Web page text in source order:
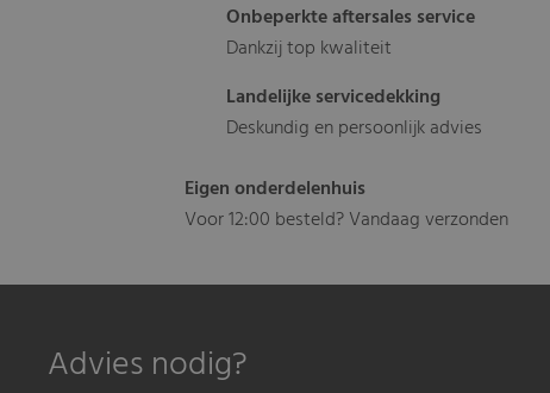
Onbeperkte aftersales service
Dankzij top kwaliteit
Landelijke servicedekking
Deskundig en persoonlijk advies
Eigen onderdelenhuis
Voor 12:00 besteld? Vandaag verzonden
Advies nodig?